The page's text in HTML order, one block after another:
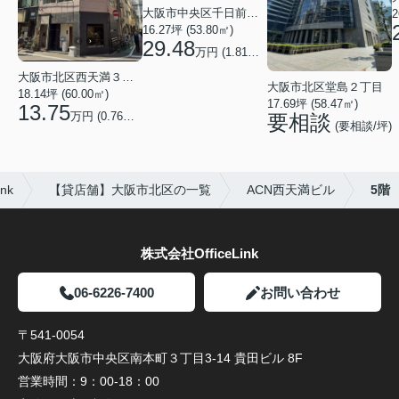
大阪市北区西天満３丁目
18.14坪 (60.00㎡)
13.75万円 (0.76万円/坪)
大阪市中央区千日前１丁目
16.27坪 (53.80㎡)
29.48万円 (1.81万円/坪)
大阪市北区堂島２丁目
17.69坪 (58.47㎡)
要相談 (要相談/坪)
【貸店舗】大阪市北区の一覧 ACN西天満ビル 5階
株式会社OfficeLink
06-6226-7400 お問い合わせ
〒541-0054
大阪府大阪市中央区南本町３丁目3-14 貴田ビル 8F
営業時間： 9：00-18：00